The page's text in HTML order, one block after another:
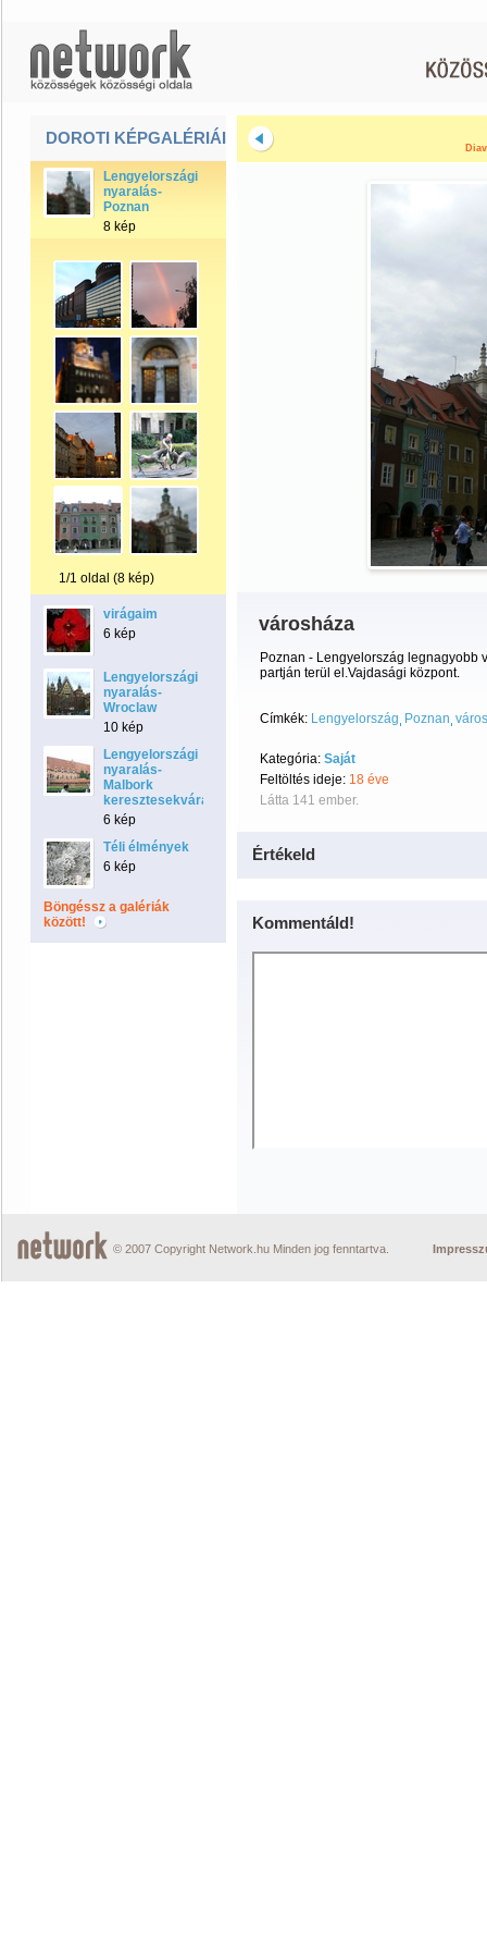
DOROTI KÉPGALÉRIÁI
Lengyelországi
nyaralás-
Poznan
8 kép
1/1 oldal (8 kép)
virágaim
6 kép
Lengyelországi
nyaralás-
Wroclaw
10 kép
Lengyelországi
nyaralás-
Malbork
keresztesekvára
6 kép
Téli élmények
6 kép
Böngéssz a galériák
között!
városháza
Poznan - Lengyelország legnagyobb
partján terül el.Vajdasági központ.
Címkék: Lengyelország Poznan
Kategória: Saját
Feltöltés ideje: 18 éve
Látta 141 ember.
Értékeld
Kommentáld!
© 2007 Copyright Network.hu Minden jog fenntartva.